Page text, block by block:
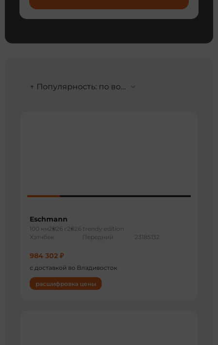
↑ Популярность: по возрастанию
Eschmann
100 км2026 г 2026 trendy edition
Хэтчбек
Передний 23185132
984 302 ₽
с доставкой во Владивосток
расшифровка цены